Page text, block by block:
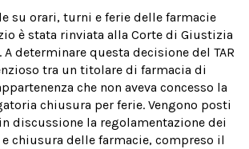
su orari, turni e ferie delle farmacie
è stata rinviata alla Corte di Giustizia
determinare questa decisione del TAR
tra un titolare di farmacia di
che non aveva concesso la
chiusura per ferie. Vengono posti
discussione la regolamentazione dei
chiusura delle farmacie, compreso il